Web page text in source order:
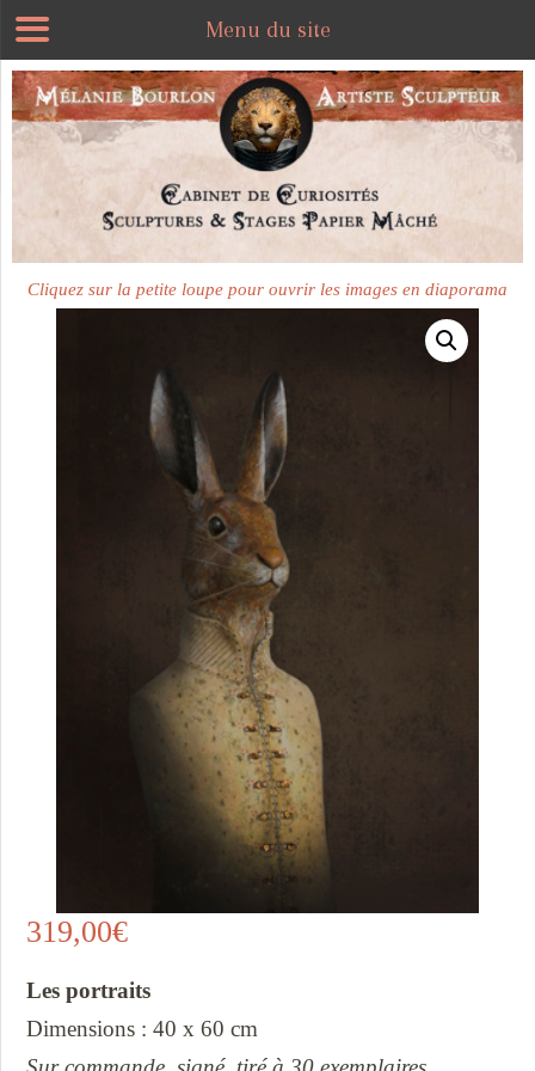
Cliquez sur la petite loupe pour ouvrir les images en diaporama
319,00€
Les portraits
Dimensions : 40 x 60 cm
Menu du site